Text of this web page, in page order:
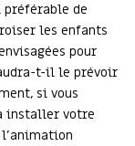
préférable de
les enfants
pour
t-il le prévoir
si vous
installer votre